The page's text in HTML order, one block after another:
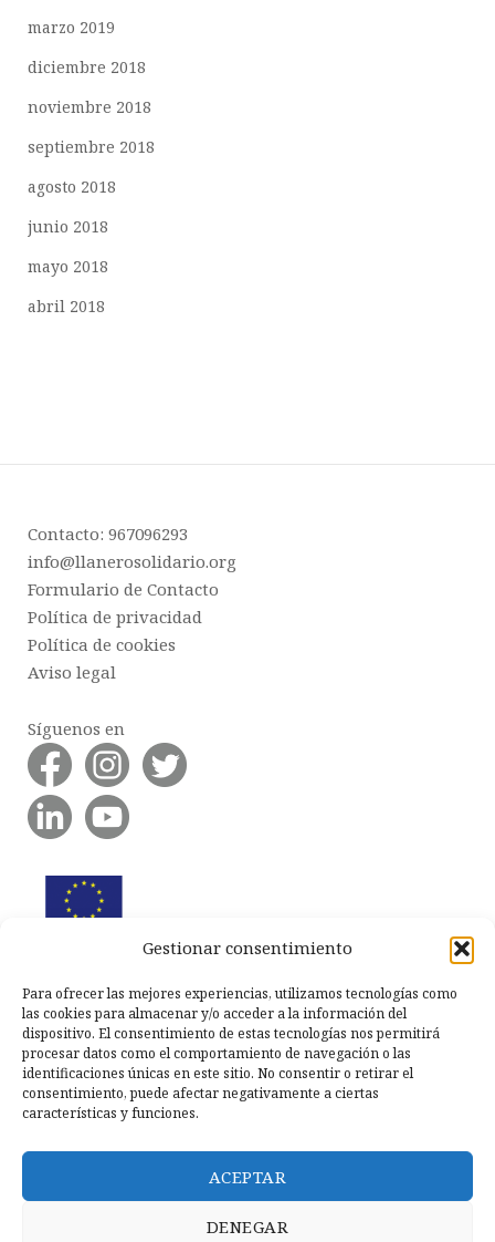
Gestionar consentimiento
Para ofrecer las mejores experiencias, utilizamos tecnologías como
las cookies para almacenar y/o acceder a la información del
dispositivo. El consentimiento de estas tecnologías nos permitirá
procesar datos como el comportamiento de navegación o las
identificaciones únicas en este sitio. No consentir o retirar el
consentimiento, puede afectar negativamente a ciertas
características y funciones.
ACEPTAR
DENEGAR
marzo 2019
diciembre 2018
noviembre 2018
septiembre 2018
agosto 2018
junio 2018
mayo 2018
abril 2018
Contacto: 967096293
info@llanerosolidario.org
Formulario de Contacto
Política de privacidad
Política de cookies
Aviso legal
Síguenos en